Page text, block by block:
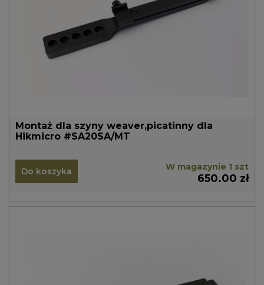
Montaż dla szyny weaver,picatinny dla
Hikmicro #SA20SA/MT
Do koszyka W magazynie 1 szt
650.00 zł